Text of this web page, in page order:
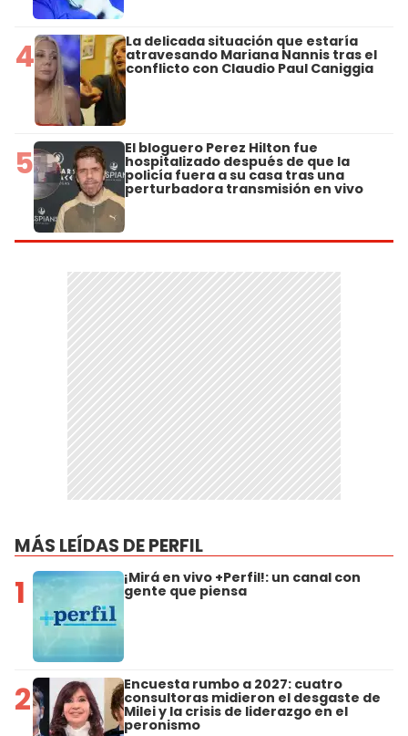
4 La delicada situación que estaría
atravesando Mariana Nannis tras el
conflicto con Claudio Paul Caniggia
5 El bloguero Perez Hilton fue
hospitalizado después de que la
policía fuera a su casa tras una
perturbadora transmisión en vivo
MÁS LEÍDAS DE PERFIL
1 ¡Mirá en vivo +Perfil!: un canal con
gente que piensa
2 Encuesta rumbo a 2027: cuatro
consultoras midieron el desgaste de
Milei y la crisis de liderazgo en el
peronismo